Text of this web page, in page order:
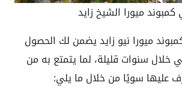
كمبوند ميورا الشيخ زايد
ميورا نيو زايد يضمن لك الحصول
خلال سنوات قليلة، لما يتمتع به من
عليها سويًا من خلال ما يلي: